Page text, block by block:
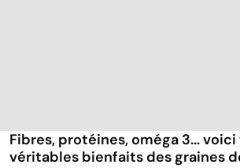
Fibres, protéines, oméga 3...
véritables bienfaits des graines